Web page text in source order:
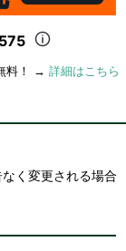
料！ → 詳細はこちら
く変更される場合